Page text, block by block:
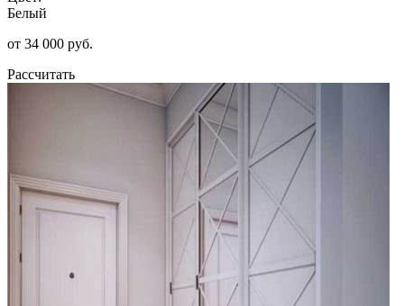
Белый
от 34 000 руб.
Рассчитать